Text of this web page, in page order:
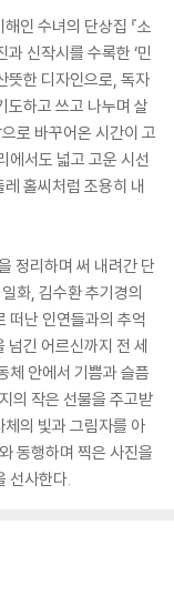
인 수녀의 단상집 『소
신작시를 수록한 ‘민
뜻한 디자인으로, 독자
도하고 쓰고 나누며 살
로 바꾸어온 시간이 고
에서도 넓고 고운 시선
홀씨처럼 조용히 내
정리하며 써 내려간 단
화, 김수환 추기경의
떠난 인연들과의 추억
넘긴 어르신까지 전 세
체 안에서 기쁨과 슬픔
의 작은 선물을 주고받
의 빛과 그림자를 아
동행하며 찍은 사진을
선사한다.